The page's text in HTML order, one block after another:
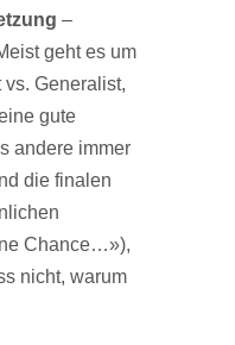
–
geht es um
Generalist,
gute
andere immer
die finalen
Chance…»),
nicht, warum